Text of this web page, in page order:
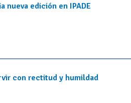
nueva edición en IPADE
con rectitud y humildad